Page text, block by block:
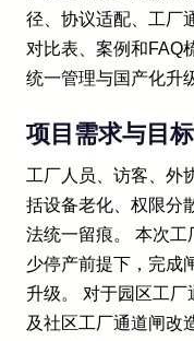
径、协议适配、工厂
对比表、案例和FAQ
统一管理与国产化升
项目需求与目标
工厂人员、访客、外
括设备老化、权限分
法统一留痕。 本次
少停产前提下，完成
升级。 对于园区工
及社区工厂通道闸改